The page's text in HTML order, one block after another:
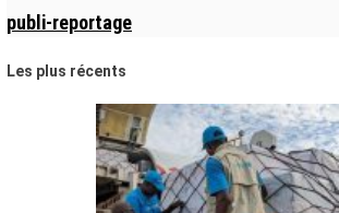
publi-reportage
Les plus récents